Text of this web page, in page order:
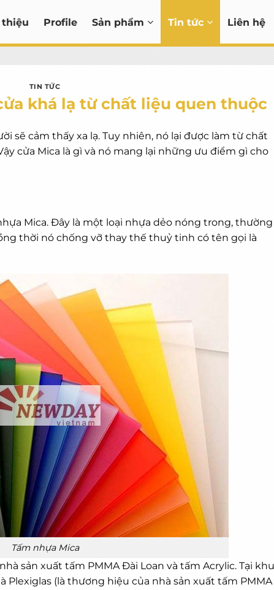
thiệu Profile Sản phẩm Tin tức Liên hệ
TIN TỨC
khá lạ từ chất liệu quen thuộc
sẽ cảm thấy xa lạ. Tuy nhiên, nó lại được làm từ chất
cửa Mica là gì và nó mang lại những ưu điểm gì cho
Mica. Đây là một loại nhựa dẻo nóng trong, thường
thời nó chống vỡ thay thế thuỷ tinh có tên gọi là
Tấm nhựa Mica
sản xuất tấm PMMA Đài Loan và tấm Acrylic. Tại khu
Plexiglas (là thương hiệu của nhà sản xuất tấm PMMA